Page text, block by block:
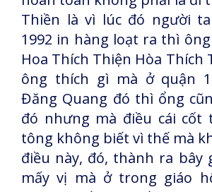
Thiền là vì lúc đó người
1992 in hàng loạt ra thì
Hoa Thích Thiện Hòa Thích
ông thích gì mà ở quận
Đăng Quang đó thì ổng
đó nhưng mà điều cái cốt
tông không biết vì thế mà
điều này, đó, thành ra bây
mấy vị mà ở trong giáo